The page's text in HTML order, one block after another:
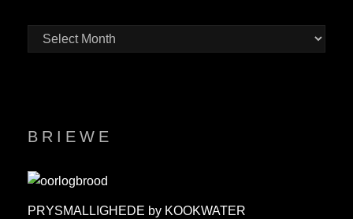
BRIEWE
PRYSMALLIGHEDE by KOOKWATER